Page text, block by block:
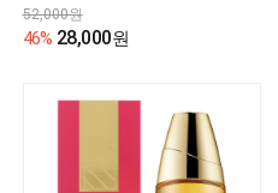
52,000원
46% 28,000원